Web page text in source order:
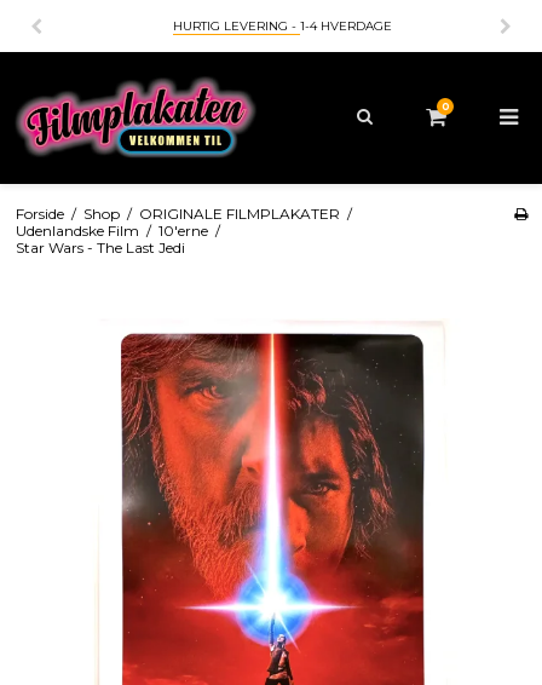
HURTIG LEVERING - 1-4 HVERDAGE
0
Forside / Shop / ORIGINALE FILMPLAKATER /
Udenlandske Film / 10'erne /
Star Wars - The Last Jedi